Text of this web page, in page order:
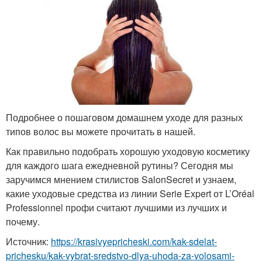
Подробнее о пошаговом домашнем уходе для разных
типов волос вы можете прочитать в нашей.
Как правильно подобрать хорошую уходовую косметику
для каждого шага ежедневной рутины? Сегодня мы
заручимся мнением стилистов SalonSecret и узнаем,
какие уходовые средства из линии Serie Expert от L’Oréal
Professionnel профи считают лучшими из лучших и
почему.
Источник: https://krasivyepricheski.com/kak-sdelat-
prichesku/kak-vybrat-sredstvo-dlya-uhoda-za-volosami-